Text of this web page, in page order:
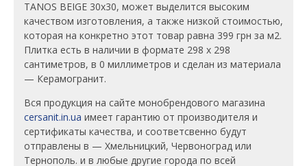
TANOS BEIGE 30x30, может выделится высоким
качеством изготовления, а также низкой стоимостью,
которая на конкретно этот товар равна 399 грн за м2.
Плитка есть в наличии в формате 298 х 298
сантиметров, в 0 миллиметров и сделан из материала
— Керамогранит.
Вся продукция на сайте монобрендового магазина
cersanit.in.ua имеет гарантию от производителя и
сертификаты качества, и соответсвенно будут
отправлены в — Хмельницкий, Червоноград или
Тернополь. и в любые другие города по всей